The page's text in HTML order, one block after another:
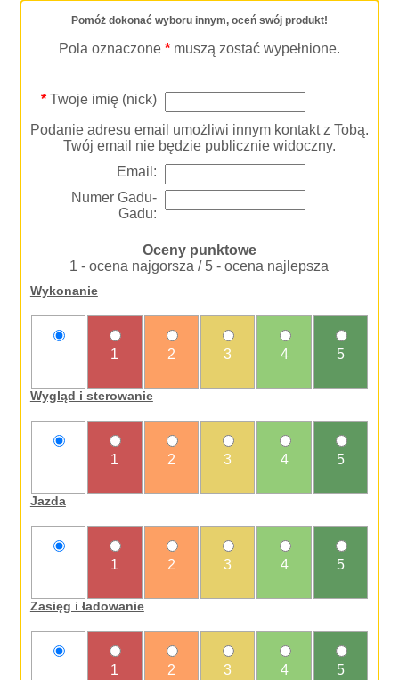
Pomóż dokonać wyboru innym, oceń swój produkt!
Pola oznaczone * muszą zostać wypełnione.
*Twoje imię (nick)
Podanie adresu email umożliwi innym kontakt z Tobą.
Twój email nie będzie publicznie widoczny.
Email:
Numer Gadu-
Gadu:
Oceny punktowe
1 - ocena najgorsza / 5 - ocena najlepsza
Wykonanie
1 2 3 4 5
Wygląd i sterowanie
1 2 3 4 5
Jazda
1 2 3 4 5
Zasięg i ładowanie
1 2 3 4 5